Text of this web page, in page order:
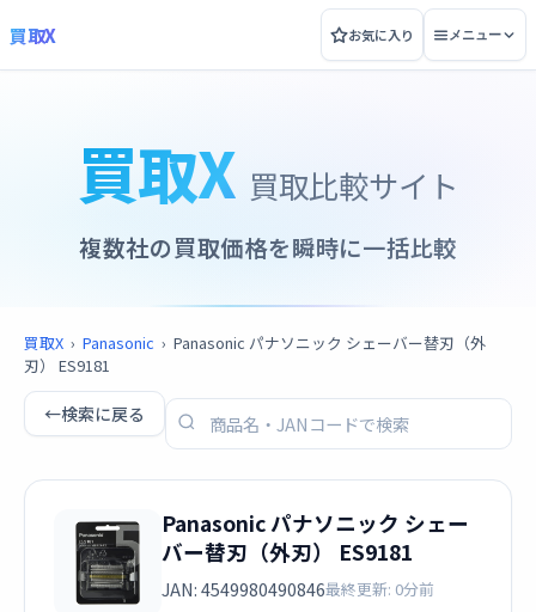
買取X お気に入り メニュー
買取X 買取比較サイト
複数社の買取価格を瞬時に一括比較
買取X › Panasonic › Panasonic パナソニック シェーバー替刃（外
刃） ES9181
←検索に戻る
Panasonic パナソニック シェー
バー替刃（外刃） ES9181
JAN: 4549980490846最終更新: 0分前